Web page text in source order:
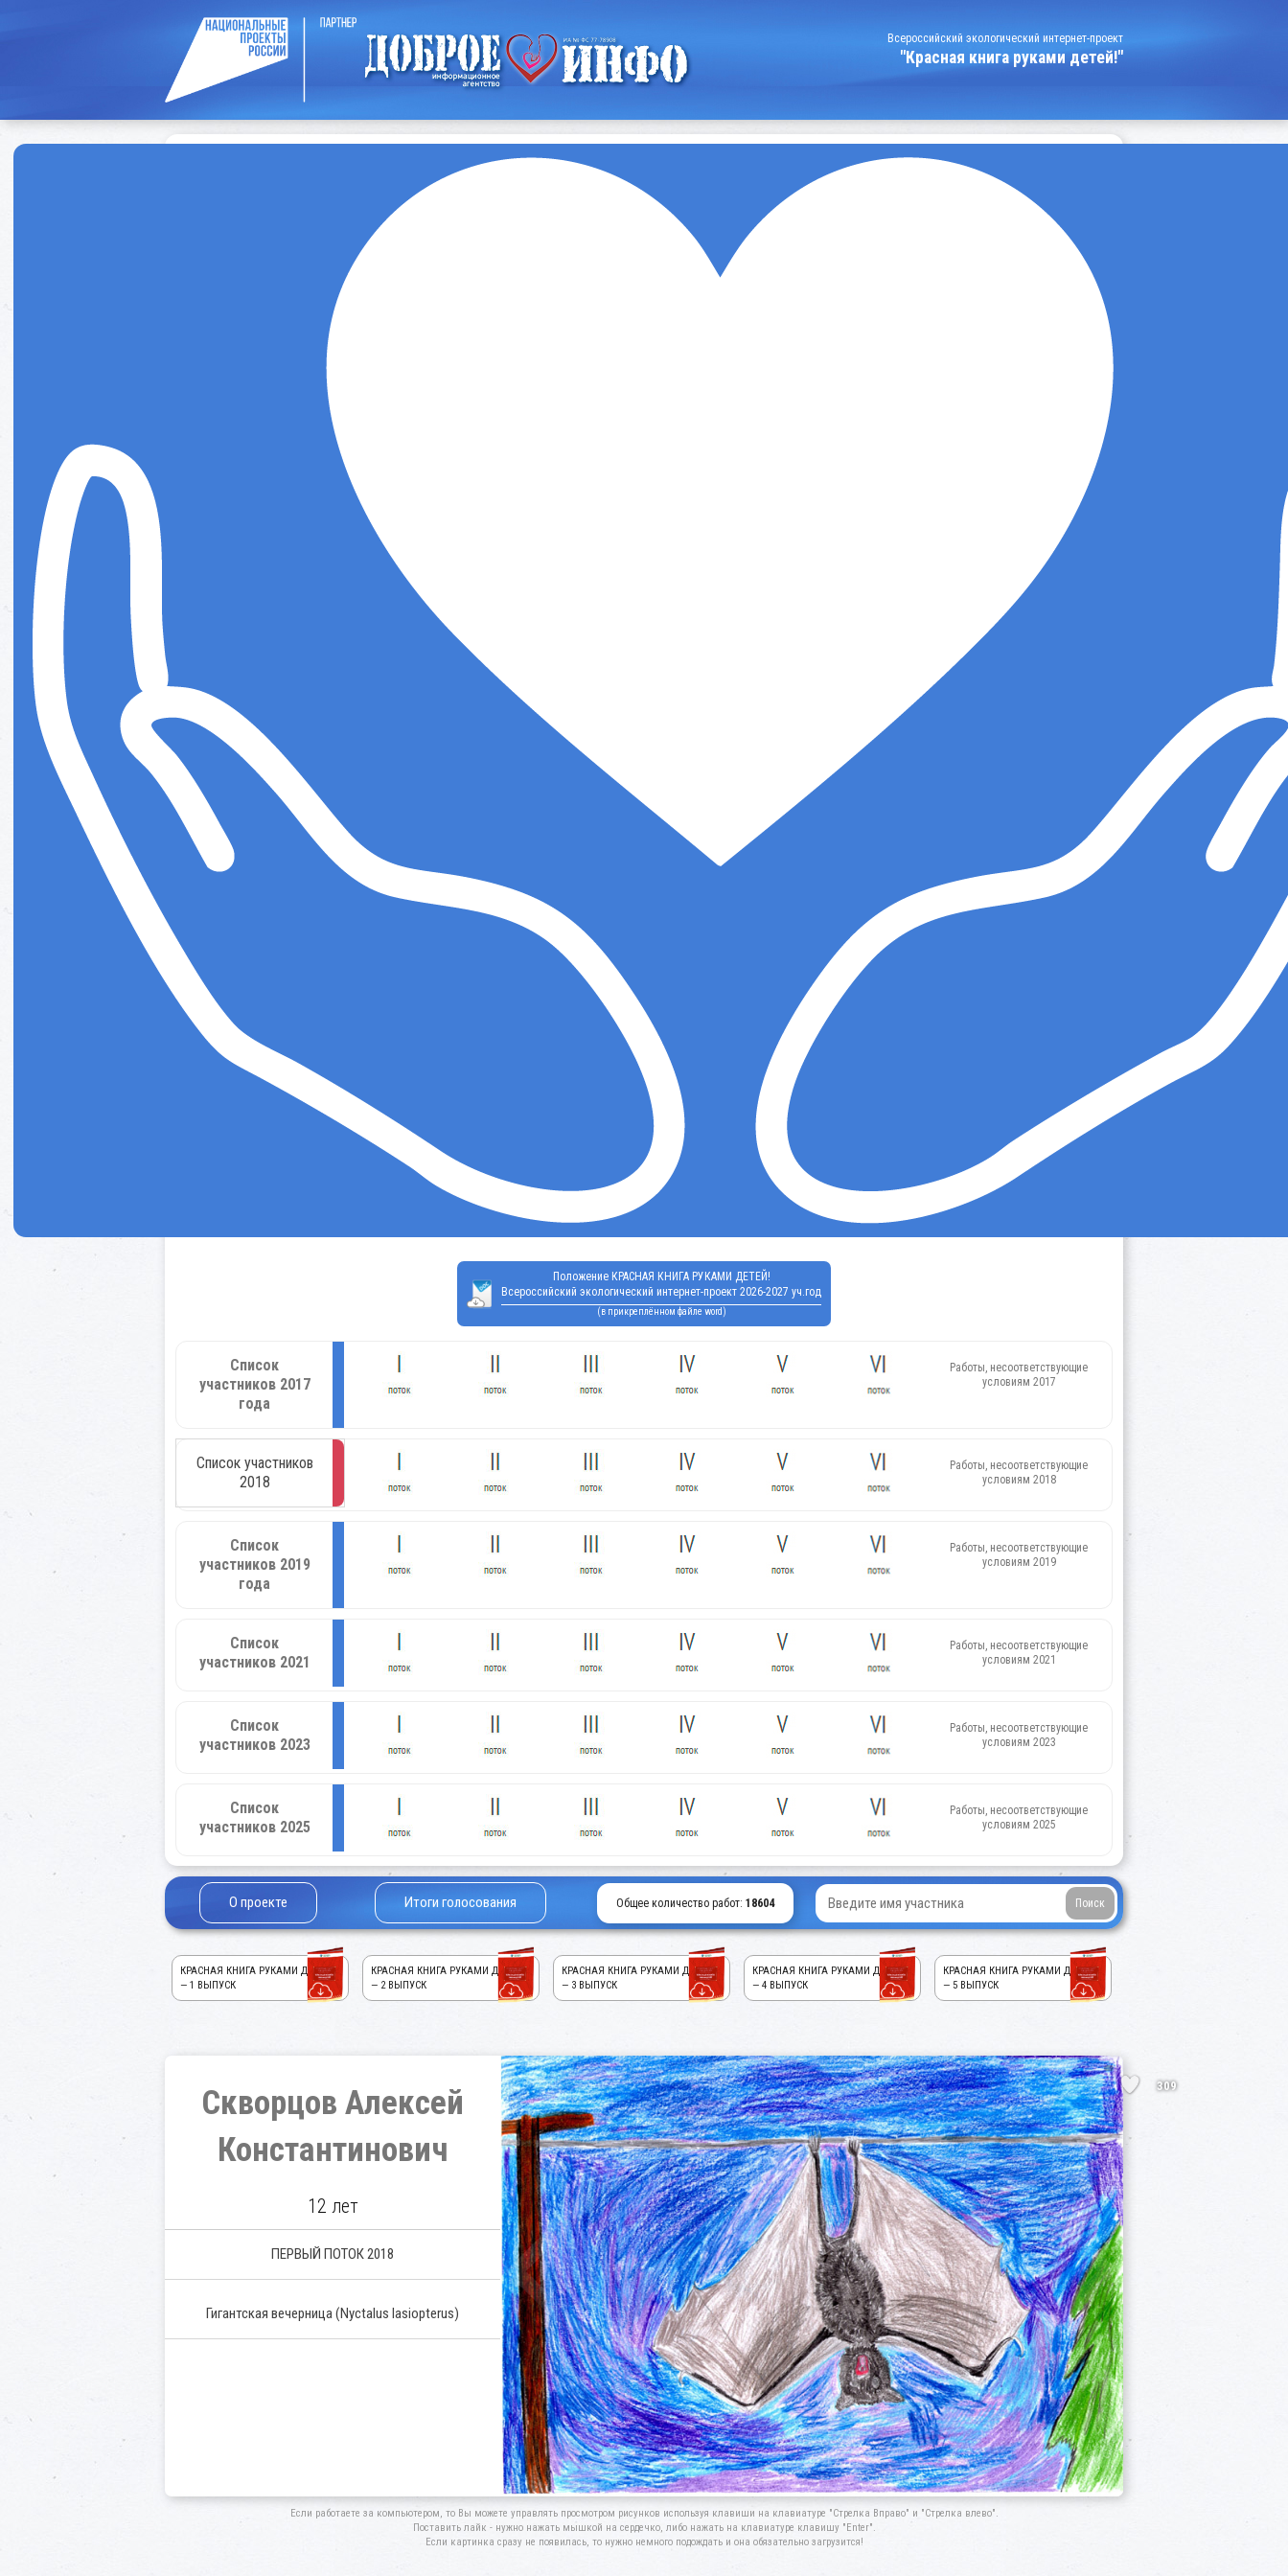
Всероссийский экологический интернет-проект
"Красная книга руками детей!"
Положение КРАСНАЯ КНИГА РУКАМИ ДЕТЕЙ!
Всероссийский экологический интернет-проект 2026-2027 уч.год
(в прикреплённом файле word)
Список
участников 2017
года
Работы, несоответствующие
условиям 2017
Список участников
2018
Работы, несоответствующие
условиям 2018
Список
участников 2019
года
Работы, несоответствующие
условиям 2019
Список
участников 2021
Работы, несоответствующие
условиям 2021
Список
участников 2023
Работы, несоответствующие
условиям 2023
Список
участников 2025
Работы, несоответствующие
условиям 2025
О проекте Итоги голосования Общее количество работ: 18604
КРАСНАЯ КНИГА РУКАМИ ДЕТЕЙ!
— 1 ВЫПУСК
КРАСНАЯ КНИГА РУКАМИ ДЕТЕЙ!
— 2 ВЫПУСК
КРАСНАЯ КНИГА РУКАМИ ДЕТЕЙ!
— 3 ВЫПУСК
КРАСНАЯ КНИГА РУКАМИ ДЕТЕЙ!
— 4 ВЫПУСК
КРАСНАЯ КНИГА РУКАМИ ДЕТЕЙ!
— 5 ВЫПУСК
Скворцов Алексей
Константинович
12 лет
ПЕРВЫЙ ПОТОК 2018
Гигантская вечерница(Nyctalus lasiopterus)
309
Если работаете за компьютером, то Вы можете управлять просмотром рисунков используя клавиши на клавиатуре "Стрелка Вправо" и "Стрелка влево".
Поставить лайк - нужно нажать мышкой на сердечко, либо нажать на клавиатуре клавишу "Enter".
Если картинка сразу не появилась, то нужно немного подождать и она обязательно загрузится!